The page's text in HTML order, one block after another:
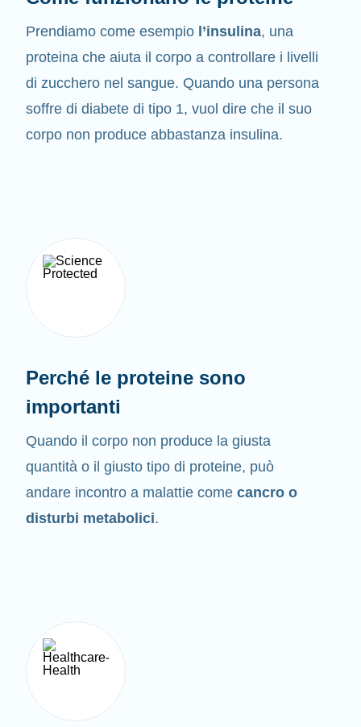
Prendiamo come esempio l’insulina, una
proteina che aiuta il corpo a controllare i livelli
di zucchero nel sangue. Quando una persona
soffre di diabete di tipo 1, vuol dire che il suo
corpo non produce abbastanza insulina.
Perché le proteine sono
importanti
Quando il corpo non produce la giusta
quantità o il giusto tipo di proteine, può
andare incontro a malattie come cancro o
disturbi metabolici.